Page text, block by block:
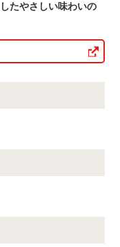
たやさしい味わいの